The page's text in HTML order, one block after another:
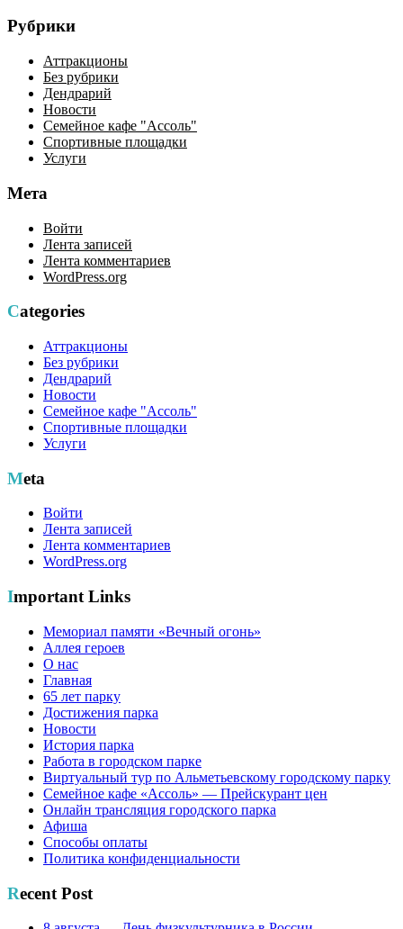
Рубрики
Аттракционы
Без рубрики
Дендрарий
Новости
Семейное кафе "Ассоль"
Спортивные площадки
Услуги
Мета
Войти
Лента записей
Лента комментариев
WordPress.org
Categories
Аттракционы
Без рубрики
Дендрарий
Новости
Семейное кафе "Ассоль"
Спортивные площадки
Услуги
Meta
Войти
Лента записей
Лента комментариев
WordPress.org
Important Links
Мемориал памяти «Вечный огонь»
Аллея героев
О нас
Главная
65 лет парку
Достижения парка
Новости
История парка
Работа в городском парке
Виртуальный тур по Альметьевскому городскому парку
Семейное кафе «Ассоль» — Прейскурант цен
Онлайн трансляция городского парка
Афиша
Способы оплаты
Политика конфиденциальности
Recent Post